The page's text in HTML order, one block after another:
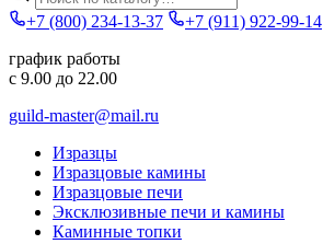
+7 (800) 234-13-37
+7 (911) 922-99-14
график работы
с 9.00 до 22.00
guild-master@mail.ru
Изразцы
Изразцовые камины
Изразцовые печи
Эксклюзивные печи и камины
Каминные топки